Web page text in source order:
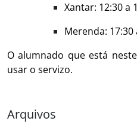
Xantar: 12:30 a
Merenda: 17:30
O alumnado que está
usar o servizo.
Arquivos